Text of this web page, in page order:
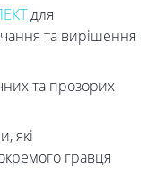
для
та вирішення
та прозорих
які
гравця